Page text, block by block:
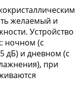
желаемый и
Устройство
ночном (с
дБ) и дневном (с
при